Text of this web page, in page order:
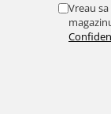
Vreau